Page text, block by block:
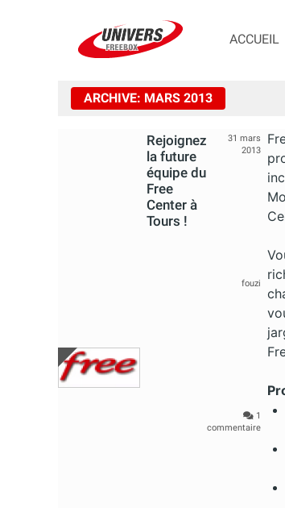
ACCUEIL
ARCHIVE: MARS 2013
Rejoignez
la future
équipe du
Free
Center à
Tours !
31 mars
2013
fouzi
1
commentaire